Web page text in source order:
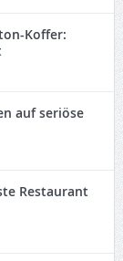
Koffer:
auf seriöse
Restaurant